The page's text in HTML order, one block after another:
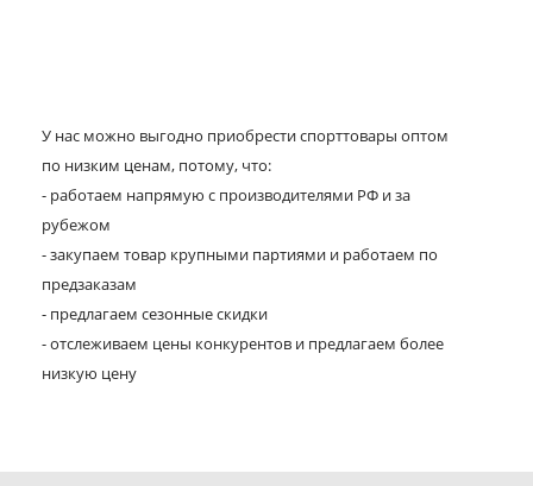
У нас можно выгодно приобрести спорттовары оптом
по низким ценам, потому, что:
- работаем напрямую с производителями РФ и за
рубежом
- закупаем товар крупными партиями и работаем по
предзаказам
- предлагаем сезонные скидки
- отслеживаем цены конкурентов и предлагаем более
низкую цену